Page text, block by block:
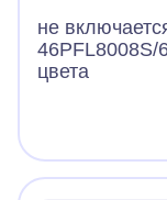
не
46PFL8008S/
цвета